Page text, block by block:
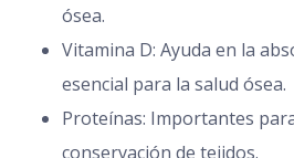
ósea.
Vitamina D: Ayuda en la
esencial para la salud ósea.
Proteínas: Importantes
conservación de tejidos.